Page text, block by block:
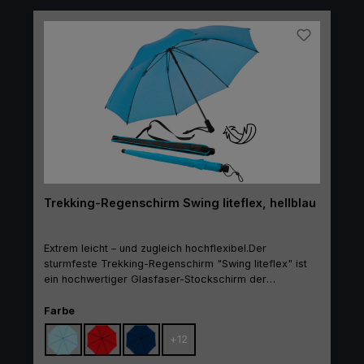
praktischer Größe.
Trekking-Regenschirm Swing liteflex, hellblau
Extrem leicht – und zugleich hochflexibel.Der
sturmfeste Trekking-Regenschirm "Swing liteflex" ist
ein hochwertiger Glasfaser-Stockschirm der
wenn das Gewicht eine große Rolle spielt. Dank seiner
speziellen Leichtbauweise und dem Einsatz sehr
leichter Materialien beim Gestell und beim Bezug kann
er locker und ermüdungsfrei in der Hand getragen
Farbeauswählen
+ 12